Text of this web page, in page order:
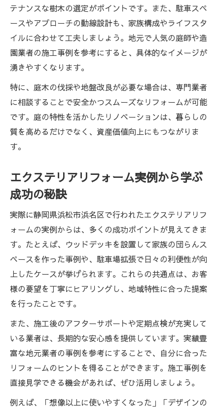
テナンスな樹木の選定がポイントです。また、駐車スペ
ースやアプローチの動線設計も、家族構成やライフスタ
イルに合わせて工夫しましょう。地元で人気の庭師や造
園業者の施工事例を参考にすると、具体的なイメージが
湧きやすくなります。
特に、庭木の伐採や地盤改良が必要な場合は、専門業者
に相談することで安全かつスムーズなリフォームが可能
です。庭の特性を活かしたリノベーションは、暮らしの
質を高めるだけでなく、資産価値向上にもつながりま
す。
エクステリアリフォーム実例から学ぶ
成功の秘訣
実際に静岡県浜松市浜名区で行われたエクステリアリフ
ォームの実例からは、多くの成功ポイントが見えてきま
す。たとえば、ウッドデッキを設置して家族の団らんス
ペースを作った事例や、駐車場拡張で日々の利便性が向
上したケースが挙げられます。これらの共通点は、お客
様の要望を丁寧にヒアリングし、地域特性に合った提案
を行ったことです。
また、施工後のアフターサポートや定期点検が充実して
いる業者は、長期的な安心感を提供しています。実績豊
富な地元業者の事例を参考にすることで、自分に合った
リフォームのヒントを得ることができます。施工事例を
直接見学できる機会があれば、ぜひ活用しましょう。
例えば、「想像以上に使いやすくなった」「デザインの